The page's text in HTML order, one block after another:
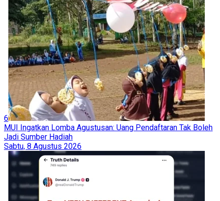
6
MUI Ingatkan Lomba Agustusan: Uang Pendaftaran Tak Boleh
Jadi Sumber Hadiah
Sabtu, 8 Agustus 2026